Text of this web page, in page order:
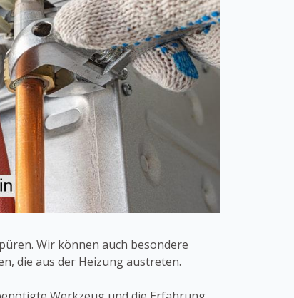
Wir können auch besondere
die aus der Heizung austreten.